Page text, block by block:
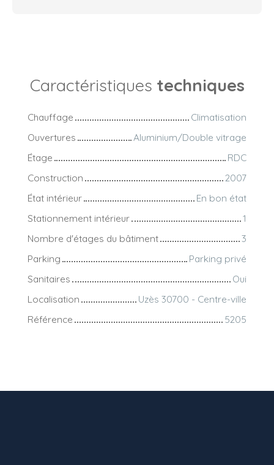
Caractéristiques techniques
Chauffage
Climatisation
Ouvertures
Aluminium/Double vitrage
Étage
RDC
Construction
2007
État intérieur
En bon état
Stationnement intérieur
1
Nombre d'étages du bâtiment
3
Parking
Parking privé
Sanitaires
Oui
Localisation
Uzès 30700 - Centre-ville
Référence
5205